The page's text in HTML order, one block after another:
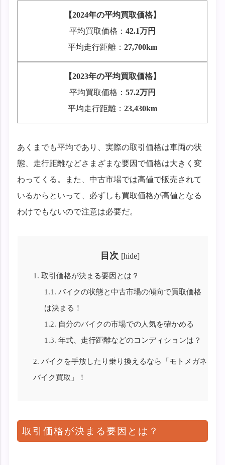
【2024年の平均買取価格】
平均買取価格： 42.1万円
平均走行距離： 27,700km
【2023年の平均買取価格】
平均買取価格： 57.2万円
平均走行距離： 23,430km
あくまでも平均であり、実際の取引価格は車両の状
態、走行距離などさまざまな要因で価格は大きく変
わってくる。また、中古市場では高値で販売されて
いるからといって、必ずしも買取価格が高値となる
わけでもないので注意は必要だ。
目次 [hide]
1. 取引価格が決まる要因とは？
1.1. バイクの状態と中古市場の傾向で買取価格
は決まる！
1.2. 自分のバイクの市場での人気を確かめる
1.3. 年式、走行距離などのコンディションは？
2. バイクを手放したり乗り換えるなら「モトメガネ
バイク買取」！
取引価格が決まる要因とは？